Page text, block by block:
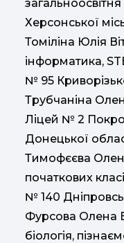
Херсонської
Томіліна Юлія
інформатика,
№ 95
Трубчаніна
Ліцей № 2
Донецької
Тимофєєва
початкових
№ 140
Фурсова Олена
біологія,